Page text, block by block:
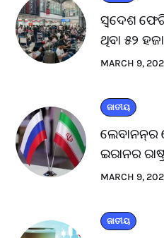
ସ୍ବଦେଶ
ଥିବା ୫୨
MARCH 9,
ଜାତୀୟ
ଲେବାନନ୍‌ର
ଇରାନର
MARCH 9,
ଜାତୀୟ